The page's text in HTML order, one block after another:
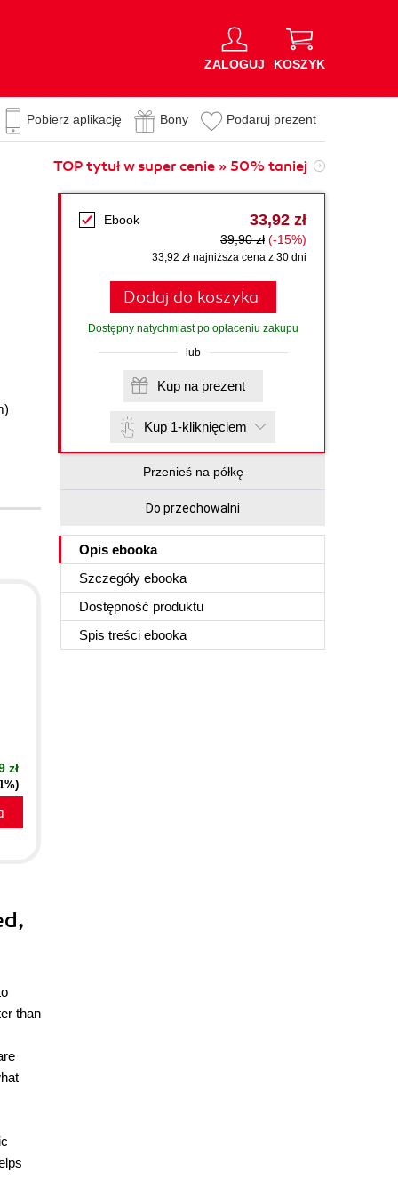
ZALOGUJ KOSZYK
Pobierz aplikację Bony Podaruj prezent
TOP tytuł w super cenie » 50% taniej
Ebook 33,92 zł
39,90 zł (-15%)
33,92 zł najniższa cena z 30 dni
Dodaj do koszyka
Dostępny natychmiast po opłaceniu zakupu
lub
Kup na prezent
Kup 1-kliknięciem
Przenieś na półkę
Do przechowalni
Opis ebooka
Szczegóły ebooka
Dostępność produktu
Spis treści ebooka
zł
than